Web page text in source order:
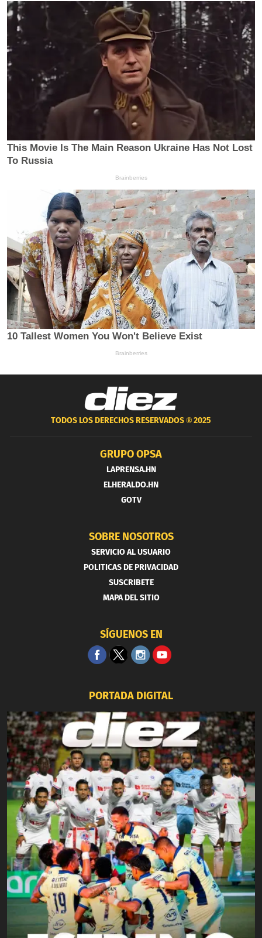
TODOS LOS DERECHOS RESERVADOS ®2025
GRUPO OPSA
LAPRENSA.HN
ELHERALDO.HN
GOTV
SOBRE NOSOTROS
SERVICIO AL USUARIO
POLITICAS DE PRIVACIDAD
SUSCRIBETE
MAPA DEL SITIO
SÍGUENOS EN
PORTADA DIGITAL